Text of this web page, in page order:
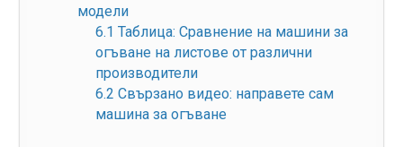
модели
6.1 Таблица: Сравнение на машини за
огъване на листове от различни
производители
6.2 Свързано видео: направете сам
машина за огъване